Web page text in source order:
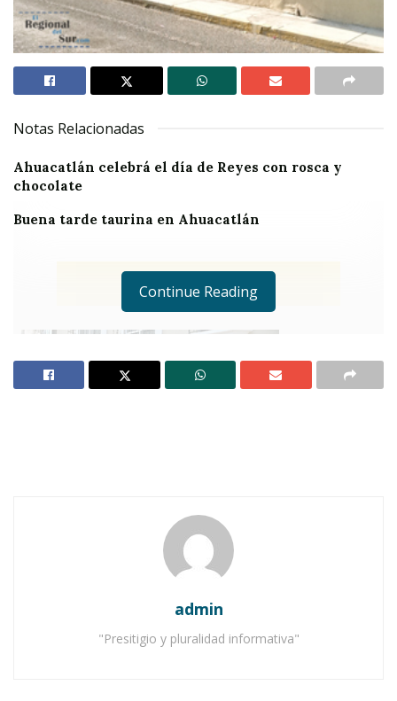
Notas Relacionadas
Ahuacatlán celebrá el día de Reyes con rosca y
chocolate
Buena tarde taurina en Ahuacatlán
Ahuacatlán, mayo 31.- (Francisco J. Nieves
Partido Acción Nacional en Ahuacatlán
permanecía acéfala, pero aún así, las
Continue Reading
admin
"Presitigio y pluralidad informativa"